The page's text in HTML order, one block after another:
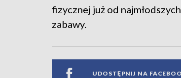
fizycznej już od
zabawy.
UDOSTĘPNIJ NA